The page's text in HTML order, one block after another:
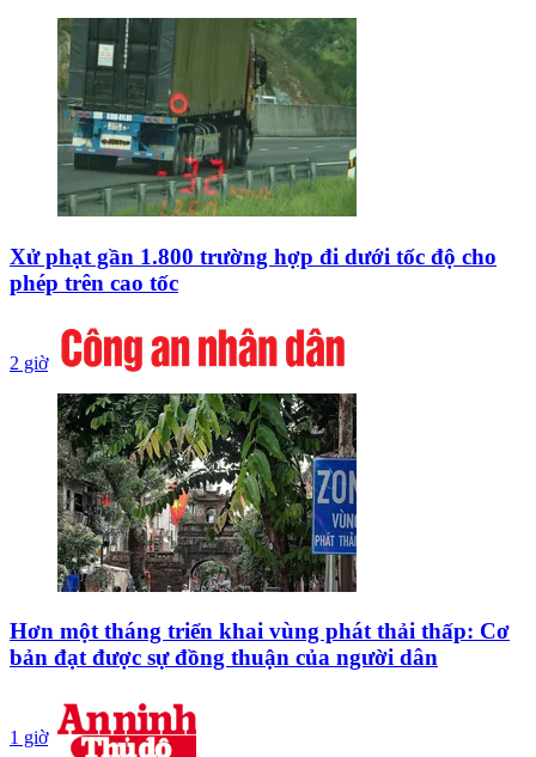
Xử phạt gần 1.800 trường hợp đi dưới tốc độ cho
phép trên cao tốc
2 giờ
Hơn một tháng triển khai vùng phát thải thấp: Cơ
bản đạt được sự đồng thuận của người dân
1 giờ